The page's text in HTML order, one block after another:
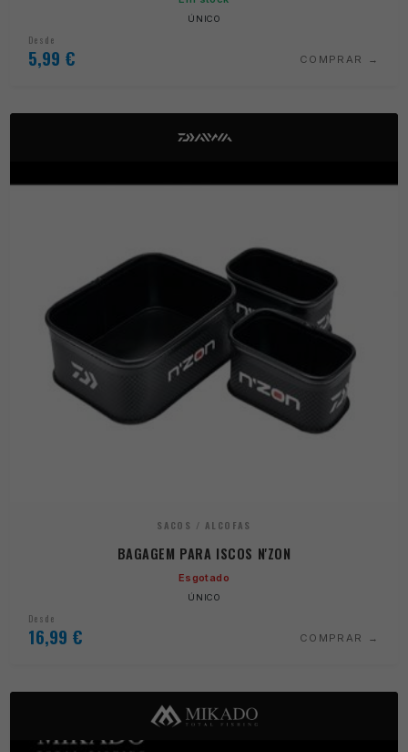
ÚNICO
Desde
5,99 € COMPRAR
SACOS / ALCOFAS
BAGAGEM PARA ISCOS N'ZON
Esgotado
ÚNICO
Desde
16,99 € COMPRAR